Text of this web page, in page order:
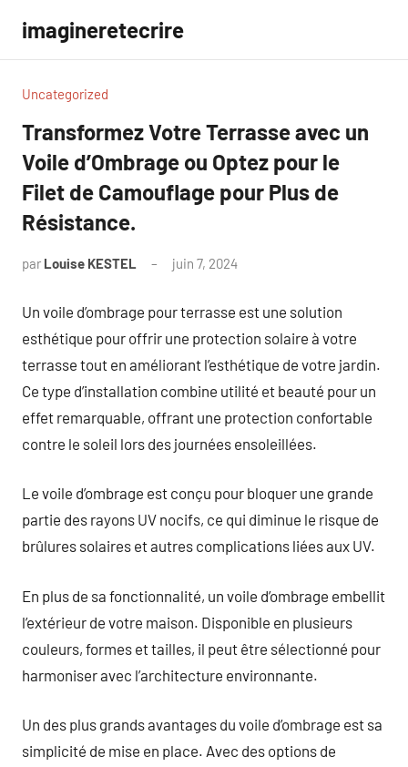
contenu
imagineretecrire
Uncategorized
Transformez Votre Terrasse avec un
Voile d’Ombrage ou Optez pour le
Filet de Camouflage pour Plus de
Résistance.
par Louise KESTEL juin 7, 2024
Un voile d’ombrage pour terrasse est une solution
esthétique pour offrir une protection solaire à votre
terrasse tout en améliorant l’esthétique de votre jardin.
Ce type d’installation combine utilité et beauté pour un
effet remarquable, offrant une protection confortable
contre le soleil lors des journées ensoleillées.
Le voile d’ombrage est conçu pour bloquer une grande
partie des rayons UV nocifs, ce qui diminue le risque de
brûlures solaires et autres complications liées aux UV.
En plus de sa fonctionnalité, un voile d’ombrage embellit
l’extérieur de votre maison. Disponible en plusieurs
couleurs, formes et tailles, il peut être sélectionné pour
harmoniser avec l’architecture environnante.
Un des plus grands avantages du voile d’ombrage est sa
simplicité de mise en place. Avec des options de